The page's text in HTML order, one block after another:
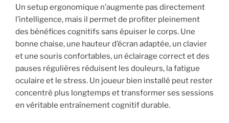
Un setup ergonomique n’augmente pas directement
l’intelligence, mais il permet de profiter pleinement
des bénéfices cognitifs sans épuiser le corps. Une
bonne chaise, une hauteur d’écran adaptée, un clavier
et une souris confortables, un éclairage correct et des
pauses régulières réduisent les douleurs, la fatigue
oculaire et le stress. Un joueur bien installé peut rester
concentré plus longtemps et transformer ses sessions
en véritable entraînement cognitif durable.